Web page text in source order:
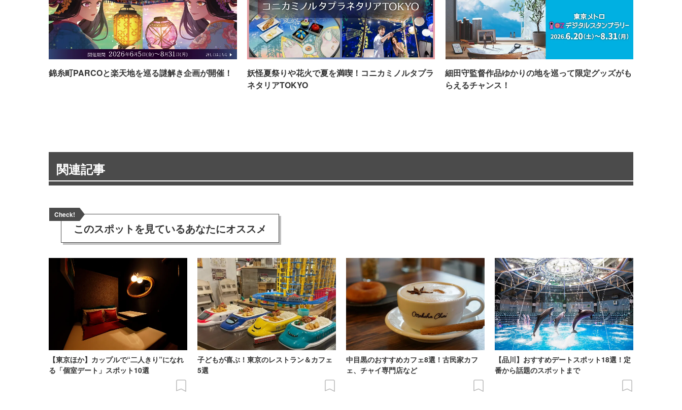
錦糸町PARCOと楽天地を巡る謎解き企画が開催！
妖怪夏祭りや花火で夏を満喫！コニカミノルタプラ
ネタリアTOKYO
細田守監督作品ゆかりの地を巡って限定グッズがも
らえるチャンス！
関連記事
Check!
このスポットを見ているあなたにオススメ
【東京ほか】カップルで“二人きり”になれ
る「個室デート」スポット10選
子どもが喜ぶ！東京のレストラン＆カフェ
5選
中目黒のおすすめカフェ8選！古民家カフ
ェ、チャイ専門店など
【品川】おすすめデートスポット18選！定
番から話題のスポットまで